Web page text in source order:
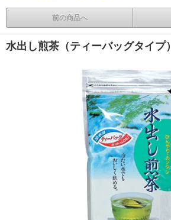
前の商品へ
水出し煎茶（ティーバッグタイプ）